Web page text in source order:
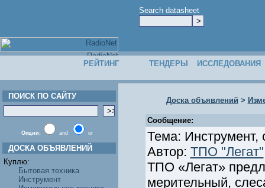
Search datasheet
РЕЙТИНГ ТЕНДЕРЫ ИССЛЕДОВАНИЯ
ПОИСК ПО САЙТУ
Опции: and or
ДОСКА ОБЪЯВЛЕНИЙ
Куплю:
Бытовая техника
Инструмент
Доска объявлений >
Сообщение:
Тема: Инструмент,
Автор: ТПО "Легат"
ТПО «Легат»
мерительный,